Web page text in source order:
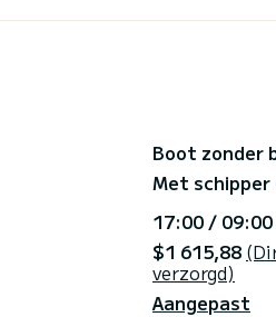
Boot zonder
Met schipper
17:00 / 09:00
$1 615,88
verzorgd)
Aangepast